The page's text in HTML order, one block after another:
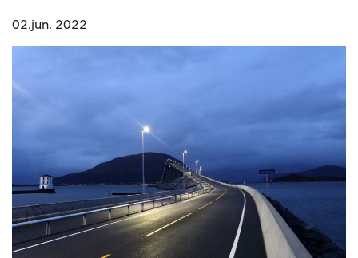
02.jun. 2022